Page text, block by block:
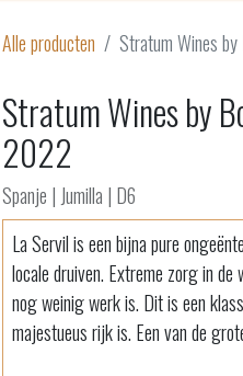
Alle producten Stratum Wines
Stratum Wines by
2022
Spanje | Jumilla | D6
La Servil is een bijna pure
locale druiven. Extreme zorg in
nog weinig werk is. Dit is een
majestueus rijk is. Een van de